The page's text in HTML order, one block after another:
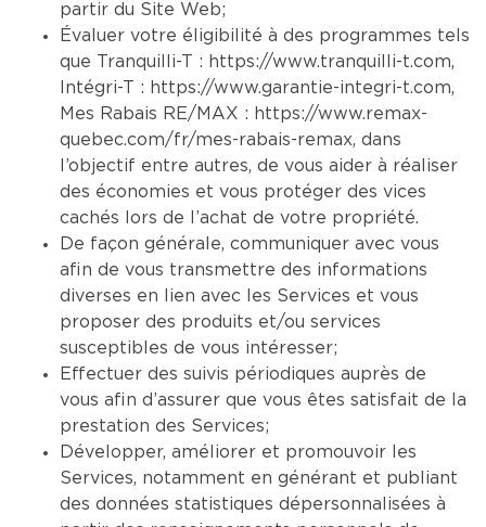
partir du Site Web;
Évaluer votre éligibilité à des programmes tels
que Tranquilli-T : https://www.tranquilli-t.com,
Intégri-T : https://www.garantie-integri-t.com,
Mes Rabais RE/MAX : https://www.remax-
quebec.com/fr/mes-rabais-remax, dans
l’objectif entre autres, de vous aider à réaliser
des économies et vous protéger des vices
cachés lors de l’achat de votre propriété.
De façon générale, communiquer avec vous
afin de vous transmettre des informations
diverses en lien avec les Services et vous
proposer des produits et/ou services
susceptibles de vous intéresser;
Effectuer des suivis périodiques auprès de
vous afin d’assurer que vous êtes satisfait de la
prestation des Services;
Développer, améliorer et promouvoir les
Services, notamment en générant et publiant
des données statistiques dépersonnalisées à